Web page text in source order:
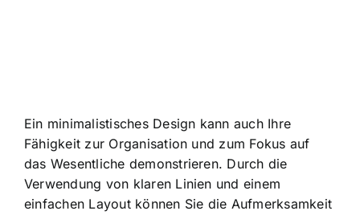
Ein minimalistisches Design kann auch Ihre
Fähigkeit zur Organisation und zum Fokus auf
das Wesentliche demonstrieren. Durch die
Verwendung von klaren Linien und einem
einfachen Layout können Sie die Aufmerksamkeit